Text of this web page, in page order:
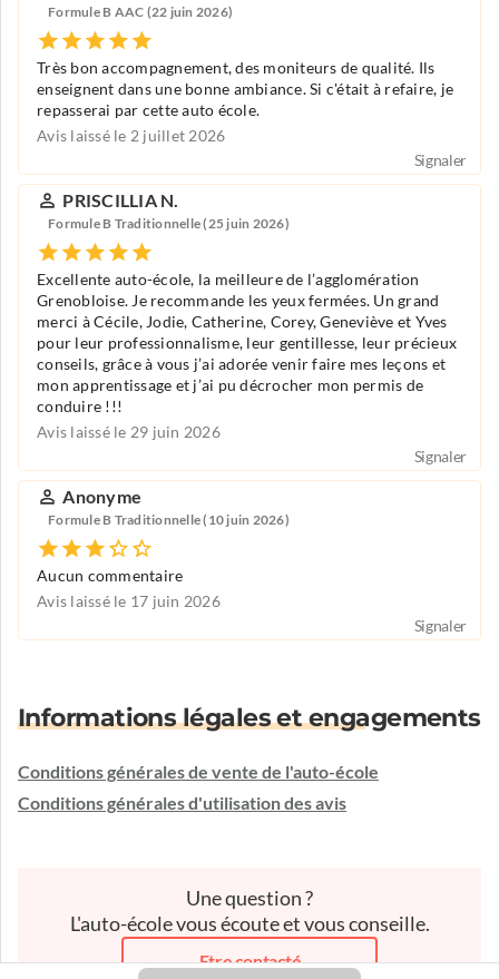
Formule B AAC (22 juin 2026)
Très bon accompagnement, des moniteurs de qualité. Ils
enseignent dans une bonne ambiance. Si c'était à refaire, je
repasserai par cette auto école.
Avis laissé le 2 juillet 2026
Signaler
PRISCILLIA N.
Formule B Traditionnelle (25 juin 2026)
Excellente auto-école, la meilleure de l’agglomération
Grenobloise. Je recommande les yeux fermées. Un grand
merci à Cécile, Jodie, Catherine, Corey, Geneviève et Yves
pour leur professionnalisme, leur gentillesse, leur précieux
conseils, grâce à vous j’ai adorée venir faire mes leçons et
mon apprentissage et j’ai pu décrocher mon permis de
conduire !!!
Avis laissé le 29 juin 2026
Signaler
Anonyme
Formule B Traditionnelle (10 juin 2026)
Aucun commentaire
Avis laissé le 17 juin 2026
Signaler
Informations légales et engagements
Conditions générales de vente de l'auto-école
Conditions générales d'utilisation des avis
Une question ?
L'auto-école vous écoute et vous conseille.
Etre contacté